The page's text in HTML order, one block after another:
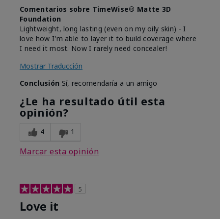
Comentarios sobre TimeWise® Matte 3D
Foundation
Lightweight, long lasting (even on my oily skin) - I
love how I'm able to layer it to build coverage where
I need it most. Now I rarely need concealer!
Mostrar Traducción
Conclusión Sí, recomendaría a un amigo
¿Le ha resultado útil esta
opinión?
4 1
Marcar esta opinión
5
Love it